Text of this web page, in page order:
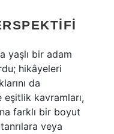
yaşlı bir adam
hikâyeleri
da
eşitlik kavramları,
farklı bir boyut
veya